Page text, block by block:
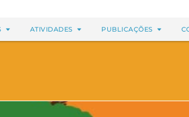
ATIVIDADES PUBLICAÇÕES